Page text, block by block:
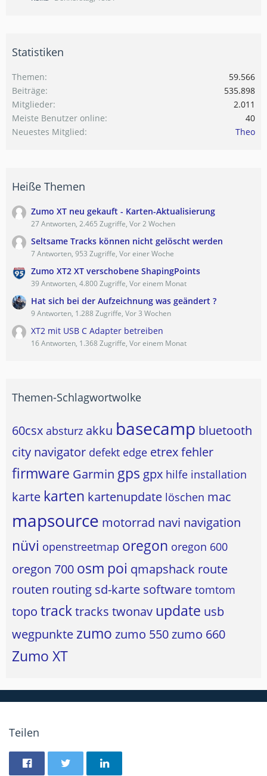
Statistiken
Themen
59.566
Beiträge
535.898
Mitglieder
2.011
Meiste Benutzer online
40
Neuestes Mitglied
Theo
Heiße Themen
Zumo XT neu gekauft - Karten-Aktualisierung
27 Antworten, 2.465 Zugriffe, Vor 2 Wochen
Seltsame Tracks können nicht gelöscht werden
7 Antworten, 953 Zugriffe, Vor einer Woche
Zumo XT2 XT verschobene ShapingPoints
39 Antworten, 4.800 Zugriffe, Vor einem Monat
Hat sich bei der Aufzeichnung was geändert ?
9 Antworten, 1.288 Zugriffe, Vor 3 Wochen
XT2 mit USB C Adapter betreiben
16 Antworten, 1.368 Zugriffe, Vor einem Monat
Themen-Schlagwortwolke
60csx absturz akku basecamp bluetooth
city navigator defekt edge etrexfehler
firmware Garmin gps gpx hilfe installation
karte karten kartenupdate löschen mac
mapsource motorrad navi navigation
nüvi openstreetmap oregon oregon 600
oregon 700 osm poi qmapshack route
routen routing sd-karte software tomtom
topo tracktracks twonav update usb
wegpunkte zumo zumo 550zumo 660
Zumo XT
Teilen